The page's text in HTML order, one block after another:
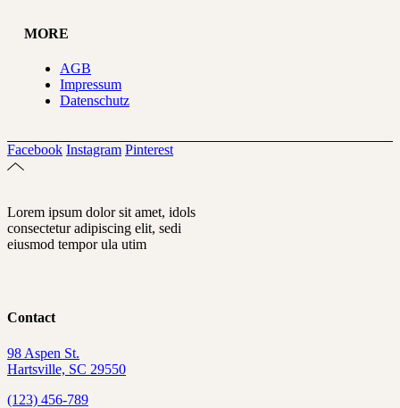
MORE
AGB
Impressum
Datenschutz
Facebook Instagram Pinterest
Lorem ipsum dolor sit amet, idols
consectetur adipiscing elit, sedi
eiusmod tempor ula utim
Contact
98 Aspen St.
Hartsville, SC 29550
(123) 456-789